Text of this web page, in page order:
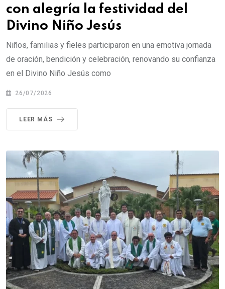
con alegría la festividad del
Divino Niño Jesús
Niños, familias y fieles participaron en una emotiva jornada
de oración, bendición y celebración, renovando su confianza
en el Divino Niño Jesús como
26/07/2026
LEER MÁS